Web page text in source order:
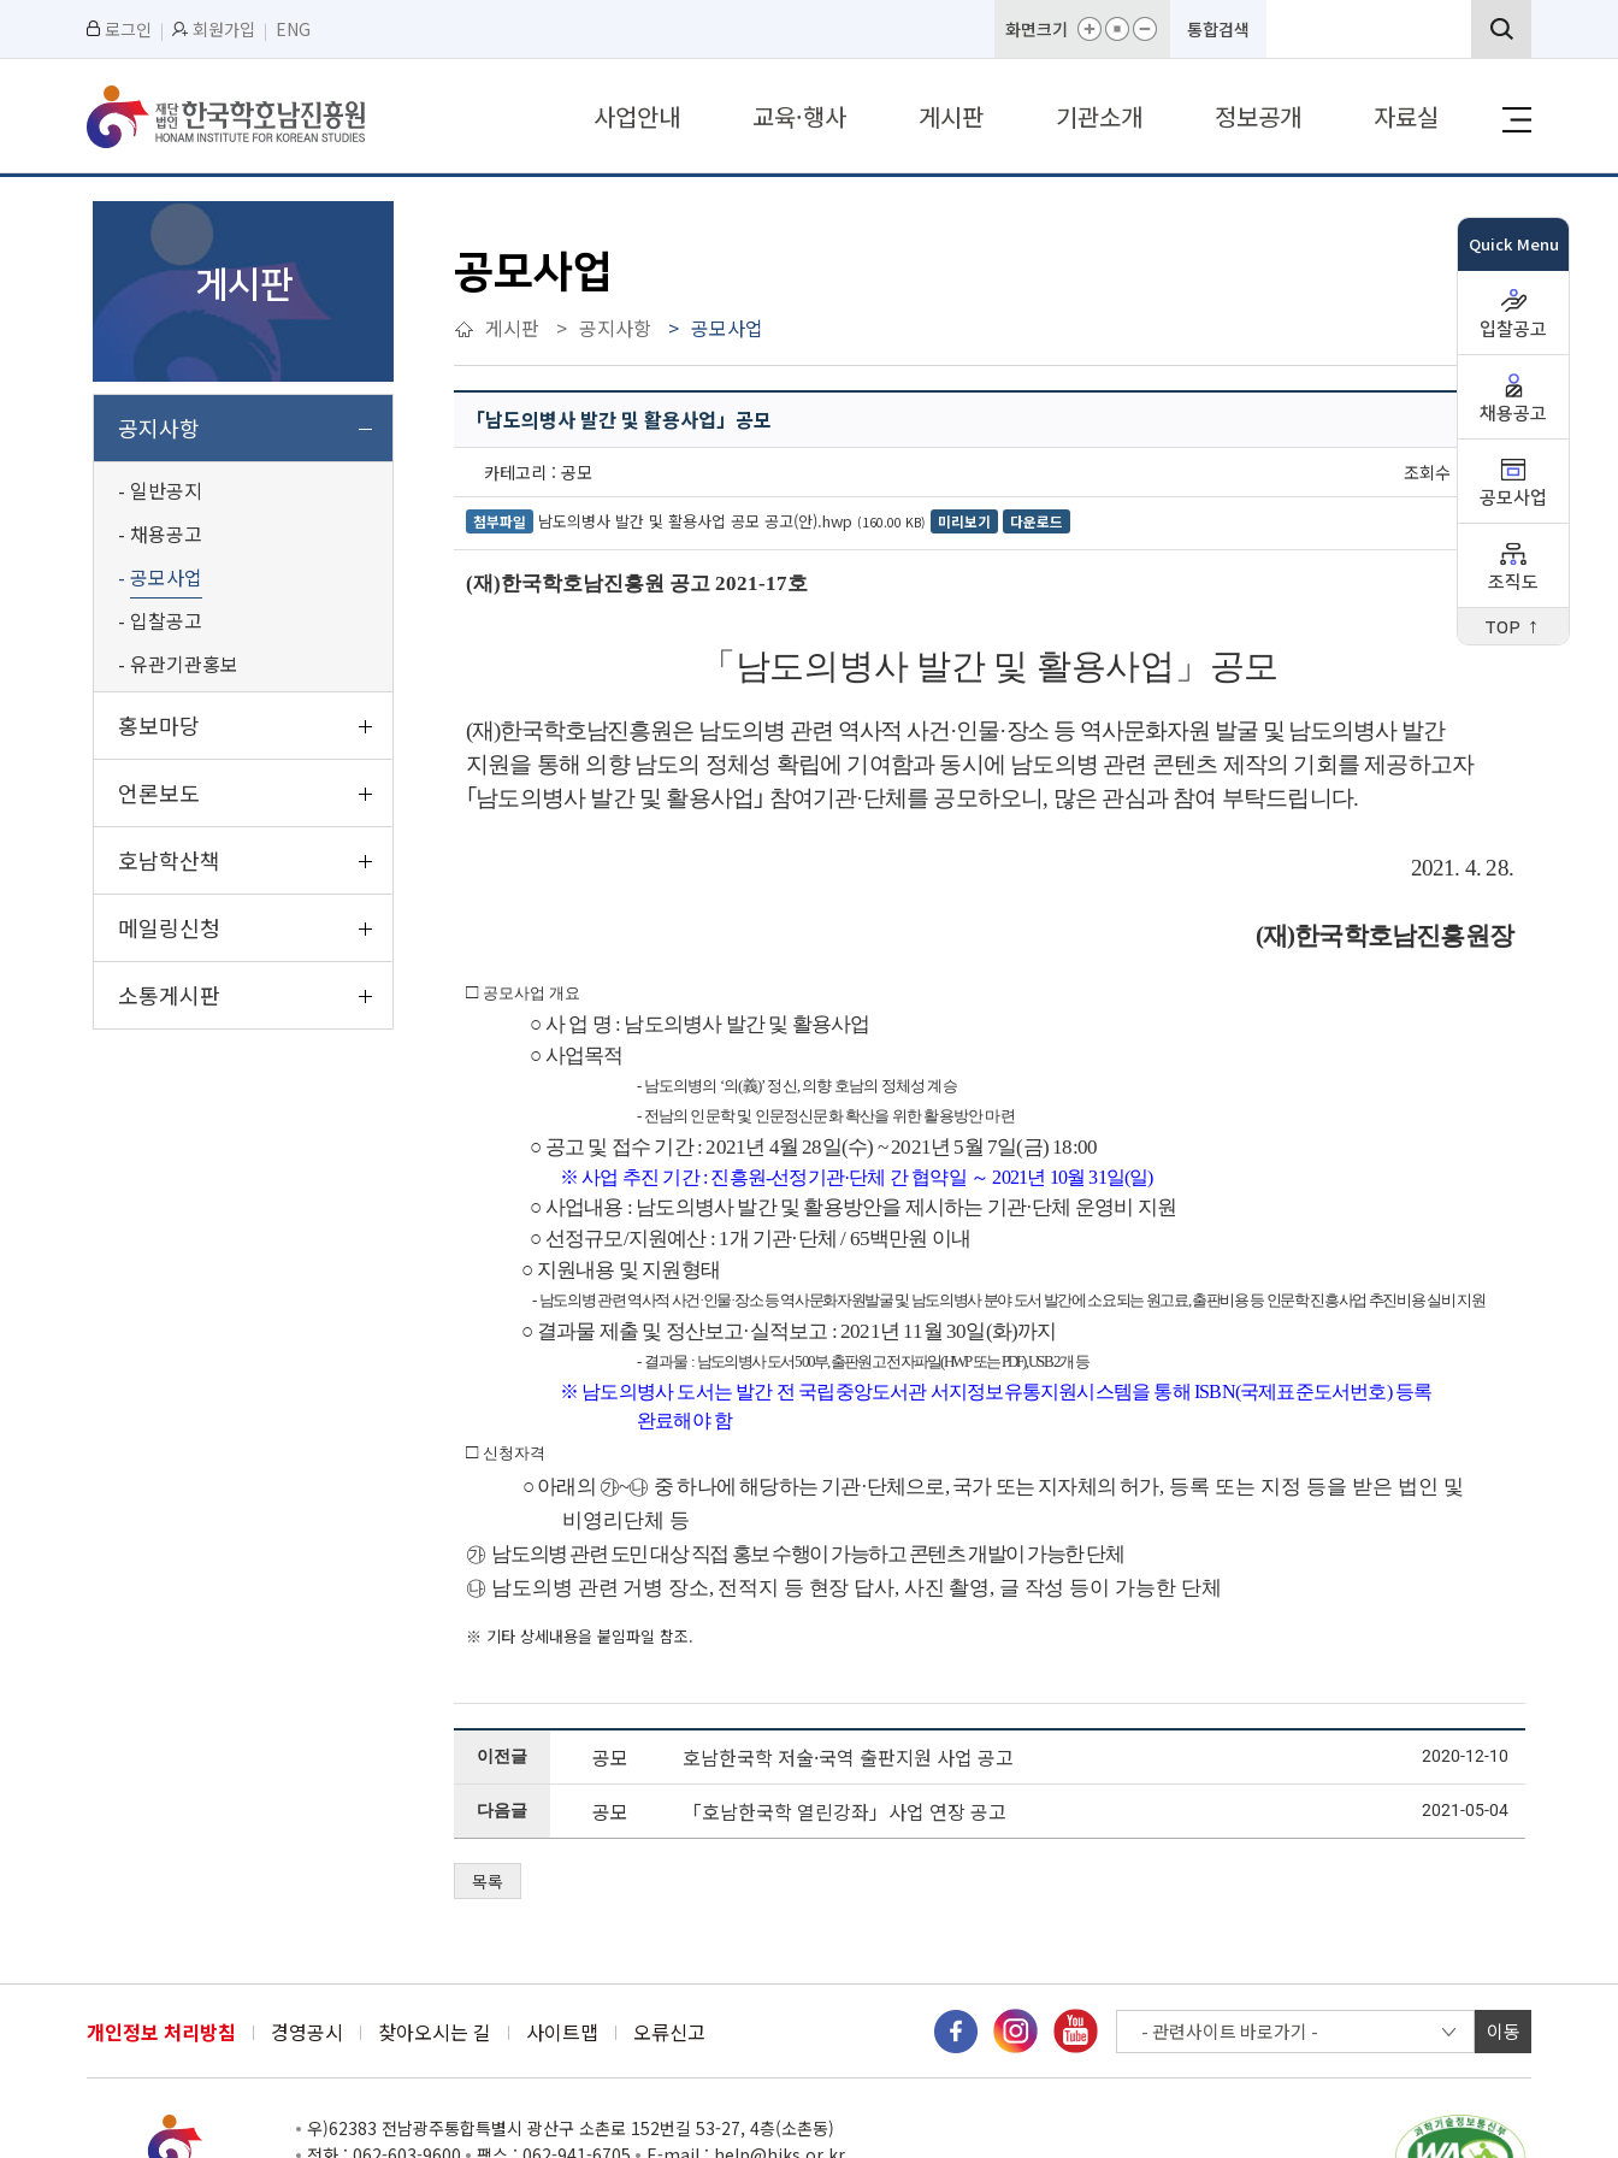
로그인 회원가입 ENG 화면크기 통합검색
사업안내 교육·행사 게시판 기관소개 정보공개 자료실
게시판
공지사항
일반공지
채용공고
공모사업
입찰공고
유관기관홍보
홍보마당
언론보도
호남학산책
메일링신청
소통게시판
공모사업
게시판 공지사항 공모사업
「남도의병사 발간 및 활용사업」공모
카테고리 : 공모 조회수 : 11262
첨부파일 남도의병사 발간 및 활용사업 공모 공고(안).hwp (160.00 KB) 미리보기 다운로드
(재)한국학호남진흥원 공고 2021-17호
「 남도의병사 발간 및 활용사업 」 공모
(재)한국학호남진흥원은 남도의병 관련 역사적 사건·인물·장소 등 역사문화자원 발굴 및 남도의병사 발간
지원을 통해 의향 남도의 정체성 확립에 기여함과 동시에 남도의병 관련 콘텐츠 제작의 기회를 제공하고자
｢ 남도의병사 발간 및 활용사업 ｣ 참여기관·단체를 공모하오니 , 많은 관심과 참여 부탁드립니다.
2021. 4. 28.
(재)한국학호남진흥원장
□ 공모사업 개요
○ 사 업 명 : 남도의병사 발간 및 활용사업
○ 사업목적
- 남도의병의 ‘의(義)’ 정신,의향 호남의 정체성 계승
- 전남의 인문학 및 인문정신문화 확산을 위한 활용방안 마련
○ 공고 및 접수 기간: 2021년 4월28일(수) ~ 2021년 5월 7일(금) 18:00
※사업 추진 기간: 진흥원-선정기관·단체 간 협약일 ～ 2021 년 10월31일(일)
○ 사업내용 : 남도의병사 발간 및 활용방안을 제시하는 기관·단체 운영비 지원
○ 선정규모/지원예산 : 1개 기관·단체/ 65백만원 이내
○ 지원내용 및 지원형태
- 남도의병 관련 역사적 사건·인물·장소 등 역사문화자원발굴 및 남도의병사 분야 도서 발간에 소요되는 원고료,출판비용 등 인문학 진흥사업 추진비용 실비 지원
○ 결과물 제출 및 정산보고·실적보고 : 2021년 11월 30일(화)까지
- 결과물 : 남도의병사 도서500부,출판원고 전자파일(HWP또는PDF), USB 2개 등
※ 남도의병사 도서는 발간 전 국립중앙도서관 서지정보유통지원시스템을 통해 ISBN(국제표준도서번호)등록
완료해야 함
□ 신청자격
○ 아래의 ㉮~㉯ 중 하나에 해당하는 기관·단체으로,국가 또는 지자체의 허가, 등록 또는 지정 등을 받은 법인 및
비영리단체 등
㉮ 남도의병 관련 도민 대상 직접 홍보 수행이 가능하고 콘텐츠 개발이 가능한 단체
㉯ 남도의병 관련 거병 장소, 전적지 등 현장 답사, 사진 촬영, 글 작성 등이 가능한 단체
※ 기타 상세내용을 붙임파일 참조.
이전글 공모 호남한국학 저술·국역 출판지원 사업 공고 2020-12-10
다음글 공모 「호남한국학 열린강좌」사업 연장 공고 2021-05-04
목록
Quick Menu
입찰공고
채용공고
공모사업
조직도
TOP ↑
개인정보 처리방침 경영공시 찾아오시는 길 사이트맵 오류신고 이동
우)62383 전남광주통합특별시 광산구 소촌로 152번길 53-27, 4층(소촌동)